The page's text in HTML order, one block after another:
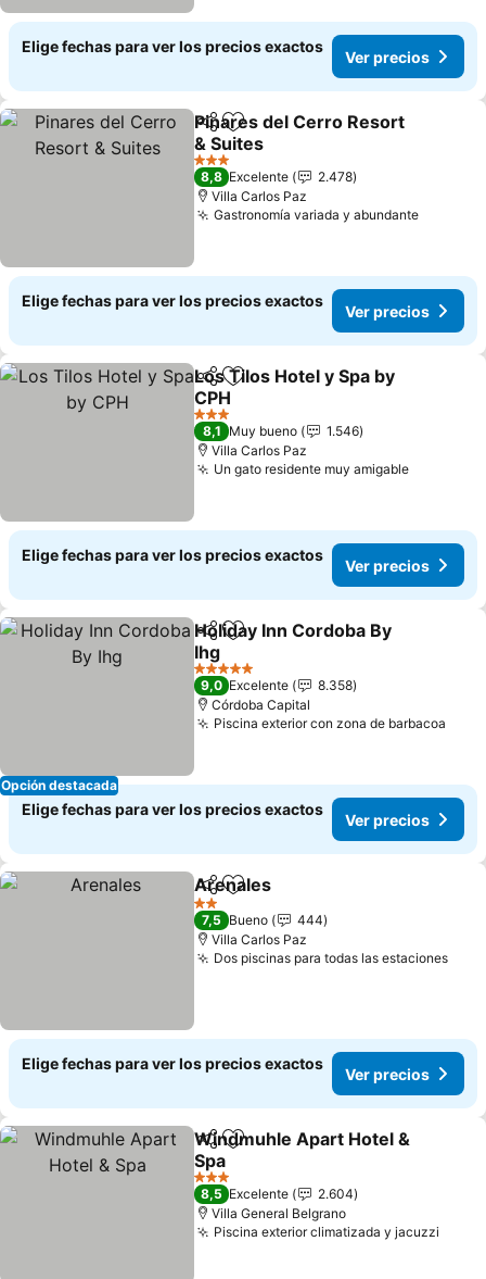
Elige fechas para ver los precios exactos
Ver precios
CompartirAgregar a favoritos
Pinares del Cerro Resort
& Suites
3 Estrellas
8,8 Excelente
2.478
Villa Carlos Paz
Gastronomía variada y abundante
Elige fechas para ver los precios exactos
Ver precios
CompartirAgregar a favoritos
Los Tilos Hotel y Spa by
CPH
3 Estrellas
8,1 Muy bueno
1.546
Villa Carlos Paz
Un gato residente muy amigable
Elige fechas para ver los precios exactos
Ver precios
Opción destacada
CompartirAgregar a favoritos
Holiday Inn Cordoba By
Ihg
5 Estrellas
9,0 Excelente
8.358
Córdoba Capital
Piscina exterior con zona de barbacoa
Elige fechas para ver los precios exactos
Ver precios
CompartirAgregar a favoritos
Arenales
2 Estrellas
7,5 Bueno
444
Villa Carlos Paz
Dos piscinas para todas las estaciones
Elige fechas para ver los precios exactos
Ver precios
CompartirAgregar a favoritos
Windmuhle Apart Hotel &
Spa
3 Estrellas
8,5 Excelente
2.604
Villa General Belgrano
Piscina exterior climatizada y jacuzzi